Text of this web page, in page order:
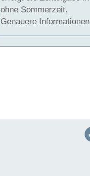
ohne Sommerzeit.
Genauere